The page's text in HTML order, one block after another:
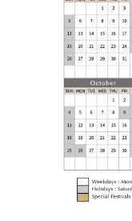
よくあるご質問
お問い合わせ
お客様の声